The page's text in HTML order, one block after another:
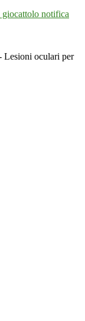
giocattolo notifica
Lesioni oculari per